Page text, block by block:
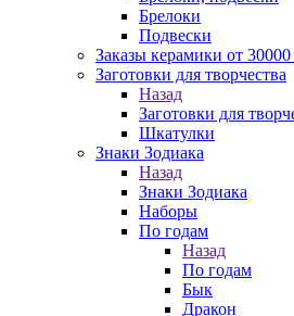
Брелоки
Подвески
Заказы керамики от 30000
Заготовки для творчества
Назад
Заготовки для
Шкатулки
Знаки Зодиака
Назад
Знаки Зодиака
Наборы
По годам
Назад
По годам
Бык
Дракон